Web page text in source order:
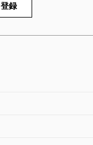
登録